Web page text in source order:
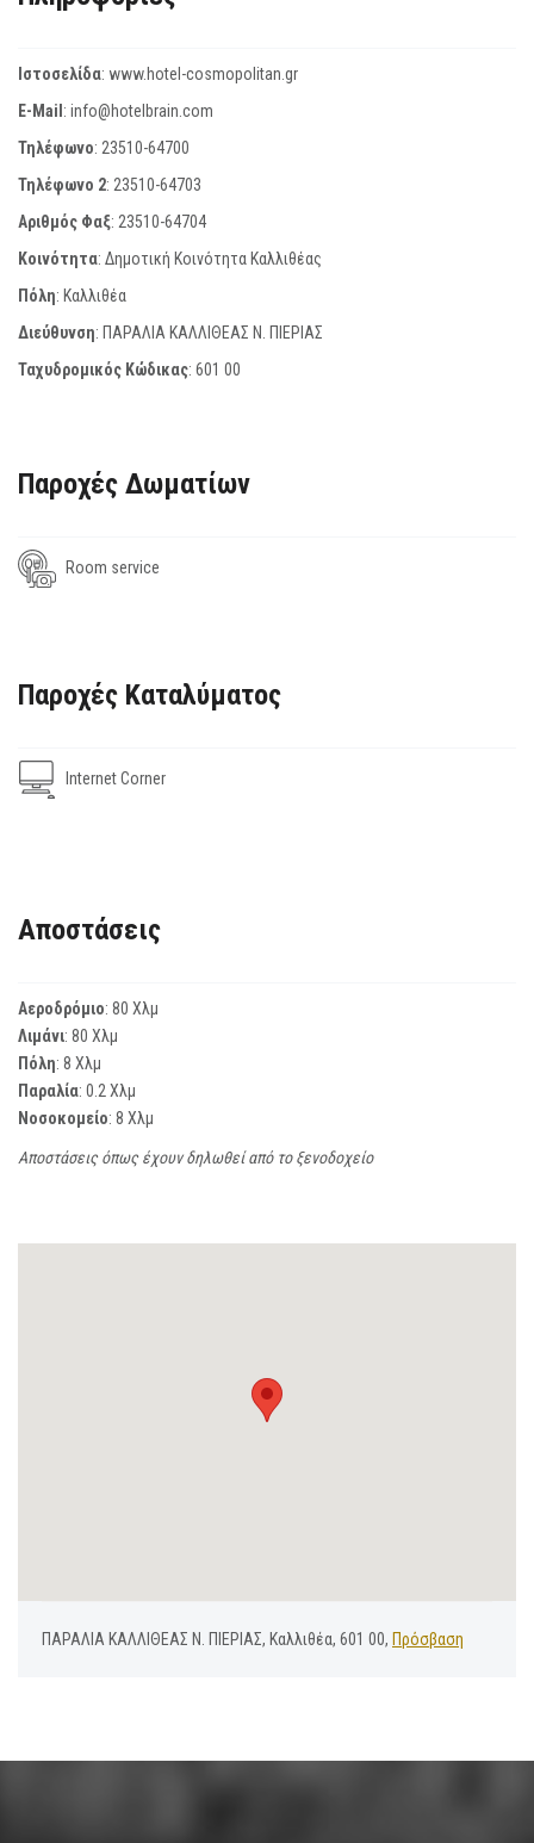
Ιστοσελίδα: www.hotel-cosmopolitan.gr
E-Mail: info@hotelbrain.com
Τηλέφωνο: 23510-64700
Τηλέφωνο 2: 23510-64703
Αριθμός Φαξ: 23510-64704
Κοινότητα: Δημοτική Κοινότητα Καλλιθέας
Πόλη: Καλλιθέα
Διεύθυνση: ΠΑΡΑΛΙΑ ΚΑΛΛΙΘΕΑΣ Ν. ΠΙΕΡΙΑΣ
Ταχυδρομικός Κώδικας: 601 00
Παροχές Δωματίων
Room service
Παροχές Καταλύματος
Internet Corner
Αποστάσεις
Αεροδρόμιο: 80 Χλμ
Λιμάνι: 80 Χλμ
Πόλη: 8 Χλμ
Παραλία: 0.2 Χλμ
Νοσοκομείο: 8 Χλμ
Αποστάσεις όπως έχουν δηλωθεί από το ξενοδοχείο
ΠΑΡΑΛΙΑ ΚΑΛΛΙΘΕΑΣ Ν. ΠΙΕΡΙΑΣ, Καλλιθέα, 601 00, Πρόσβαση